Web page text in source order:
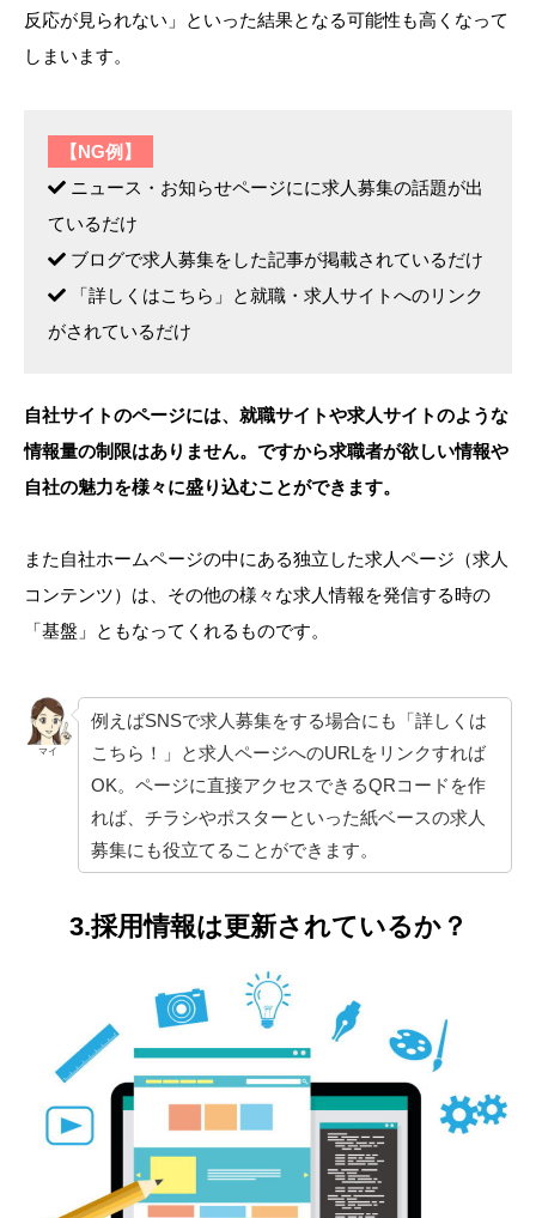
反応が見られない」といった結果となる可能性も高くなって
しまいます。
【NG例】
ニュース・お知らせページにに求人募集の話題が出
ているだけ
ブログで求人募集をした記事が掲載されているだけ
「詳しくはこちら」と就職・求人サイトへのリンク
がされているだけ
自社サイトのページには、就職サイトや求人サイトのような
情報量の制限はありません。ですから求職者が欲しい情報や
自社の魅力を様々に盛り込むことができます。
また自社ホームページの中にある独立した求人ページ（求人
コンテンツ）は、その他の様々な求人情報を発信する時の
「基盤」ともなってくれるものです。
マイ
例えばSNSで求人募集をする場合にも「詳しくは
こちら！」と求人ページへのURLをリンクすれば
OK。ページに直接アクセスできるQRコードを作
れば、チラシやポスターといった紙ベースの求人
募集にも役立てることができます。
3.採用情報は更新されているか？